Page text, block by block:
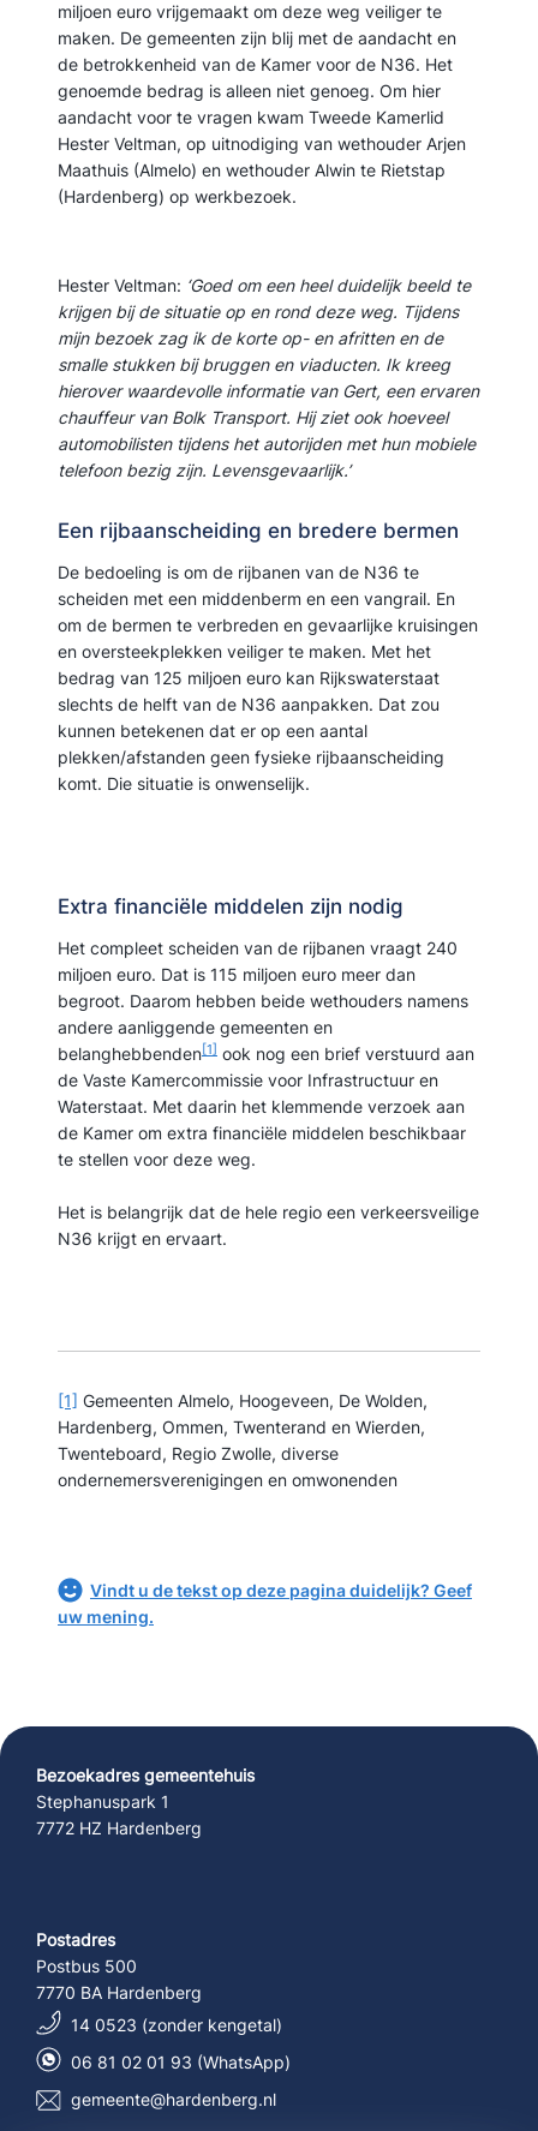
miljoen euro vrijgemaakt om deze weg veiliger te
maken. De gemeenten zijn blij met de aandacht en
de betrokkenheid van de Kamer voor de N36. Het
genoemde bedrag is alleen niet genoeg. Om hier
aandacht voor te vragen kwam Tweede Kamerlid
Hester Veltman, op uitnodiging van wethouder Arjen
Maathuis (Almelo) en wethouder Alwin te Rietstap
(Hardenberg) op werkbezoek.
Hester Veltman: ‘Goed om een heel duidelijk beeld te
krijgen bij de situatie op en rond deze weg. Tijdens
mijn bezoek zag ik de korte op- en afritten en de
smalle stukken bij bruggen en viaducten. Ik kreeg
hierover waardevolle informatie van Gert, een ervaren
chauffeur van Bolk Transport. Hij ziet ook hoeveel
automobilisten tijdens het autorijden met hun mobiele
telefoon bezig zijn. Levensgevaarlijk.’
Een rijbaanscheiding en bredere bermen
De bedoeling is om de rijbanen van de N36 te
scheiden met een middenberm en een vangrail. En
om de bermen te verbreden en gevaarlijke kruisingen
en oversteekplekken veiliger te maken. Met het
bedrag van 125 miljoen euro kan Rijkswaterstaat
slechts de helft van de N36 aanpakken. Dat zou
kunnen betekenen dat er op een aantal
plekken/afstanden geen fysieke rijbaanscheiding
komt. Die situatie is onwenselijk.
Extra financiële middelen zijn nodig
Het compleet scheiden van de rijbanen vraagt 240
miljoen euro. Dat is 115 miljoen euro meer dan
begroot. Daarom hebben beide wethouders namens
andere aanliggende gemeenten en
belanghebbenden[1] ook nog een brief verstuurd aan
de Vaste Kamercommissie voor Infrastructuur en
Waterstaat. Met daarin het klemmende verzoek aan
de Kamer om extra financiële middelen beschikbaar
te stellen voor deze weg.
Het is belangrijk dat de hele regio een verkeersveilige
N36 krijgt en ervaart.
[1] Gemeenten Almelo, Hoogeveen, De Wolden,
Hardenberg, Ommen, Twenterand en Wierden,
Twenteboard, Regio Zwolle, diverse
ondernemersverenigingen en omwonenden
Vindt u de tekst op deze pagina duidelijk? Geef
uw mening.
Bezoekadres gemeentehuis
Stephanuspark 1
7772 HZ Hardenberg
Postadres
Postbus 500
7770 BA Hardenberg
14 0523 (zonder kengetal)
06 81 02 01 93 (WhatsApp)
gemeente@hardenberg.nl